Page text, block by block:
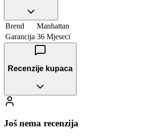
Brend
Manhattan
Garancija 36 Mjeseci
Recenzije kupaca
Još nema recenzija